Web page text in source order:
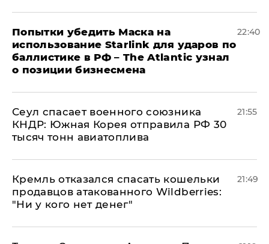
Попытки убедить Маска на
использование Starlink для ударов по
баллистике в РФ – The Atlantic узнал
о позиции бизнесмена
22:40
​Сеул спасает военного союзника
КНДР: Южная Корея отправила РФ 30
тысяч тонн авиатоплива
21:55
Кремль отказался спасать кошельки
продавцов атакованного Wildberries:
"Ни у кого нет денег"
21:49